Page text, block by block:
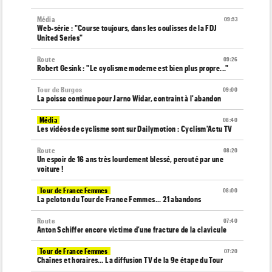
09:53
Média
Web-série : "Course toujours, dans les coulisses de la FDJ
United Series"
09:26
Route
Robert Gesink : "Le cyclisme moderne est bien plus propre..."
09:00
Tour de Burgos
La poisse continue pour Jarno Widar, contraint à l'abandon
08:40
Média
Les vidéos de cyclisme sont sur Dailymotion : Cyclism'Actu TV
08:20
Route
Un espoir de 16 ans très lourdement blessé, percuté par une
voiture !
08:00
Tour de France Femmes
La peloton du Tour de France Femmes... 21 abandons
07:40
Route
Anton Schiffer encore victime d'une fracture de la clavicule
07:20
Tour de France Femmes
Chaînes et horaires… La diffusion TV de la 9e étape du Tour